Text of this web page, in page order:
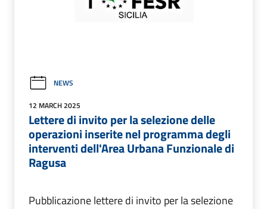
NEWS
12 MARCH 2025
Lettere di invito per la selezione delle
operazioni inserite nel programma degli
interventi dell'Area Urbana Funzionale di
Ragusa
Pubblicazione lettere di invito per la selezione